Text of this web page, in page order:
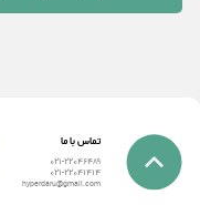
تماس با ما
021-22046489
021-22041414
hyperdaru@gmail.com